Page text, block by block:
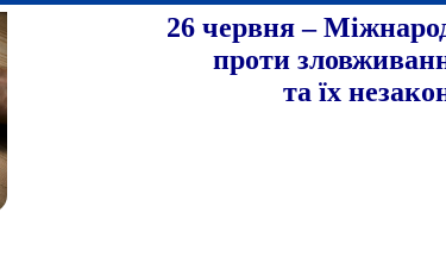
26 червня –
проти
та їх